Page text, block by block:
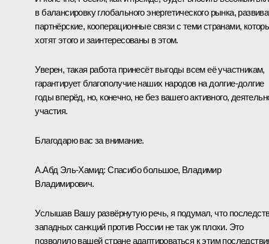
в балансировку глобального энергетического рынка,
партнёрские, кооперационные связи с теми странами,
хотят этого и заинтересованы в этом.
Уверен, такая работа принесёт выгоды всем её участникам,
гарантирует благополучие наших народов на долгие-долгие
годы вперёд, но, конечно, не без вашего активного,
участия.
Благодарю вас за внимание.
А.Абд Эль-Хамид: Спасибо большое, Владимир
Владимирович.
Услышав Вашу развёрнутую речь, я подумал, что
западных санкций против России не так уж плохи. Это
позволило вашей стране адаптироваться к этим